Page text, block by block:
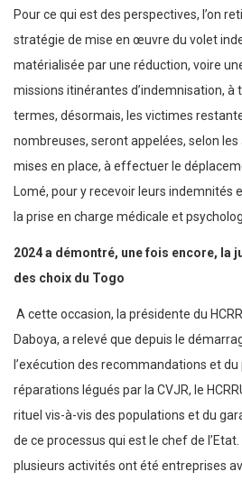
Pour ce qui est des perspectives, l’on
stratégie de mise en œuvre du volet
matérialisée par une réduction, voire
missions itinérantes d’indemnisation, à
termes, désormais, les victimes
nombreuses, seront appelées, selon
mises en place, à effectuer le
Lomé, pour y recevoir leurs indemnités
la prise en charge médicale et
2024 a démontré, une fois encore, la
des choix du Togo
A cette occasion, la présidente du
Daboya, a relevé que depuis le
l’exécution des recommandations et
réparations légués par la CVJR, le
rituel vis-à-vis des populations et du
de ce processus qui est le chef de
plusieurs activités ont été entreprises